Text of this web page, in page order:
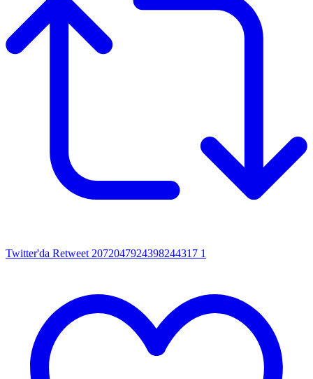
Twitter'da Retweet 2072047924398244317 1